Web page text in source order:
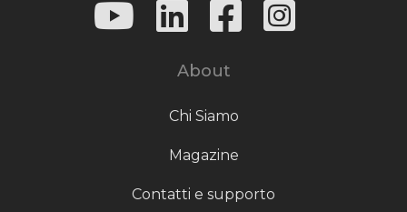
About
Chi Siamo
Magazine
Contatti e supporto